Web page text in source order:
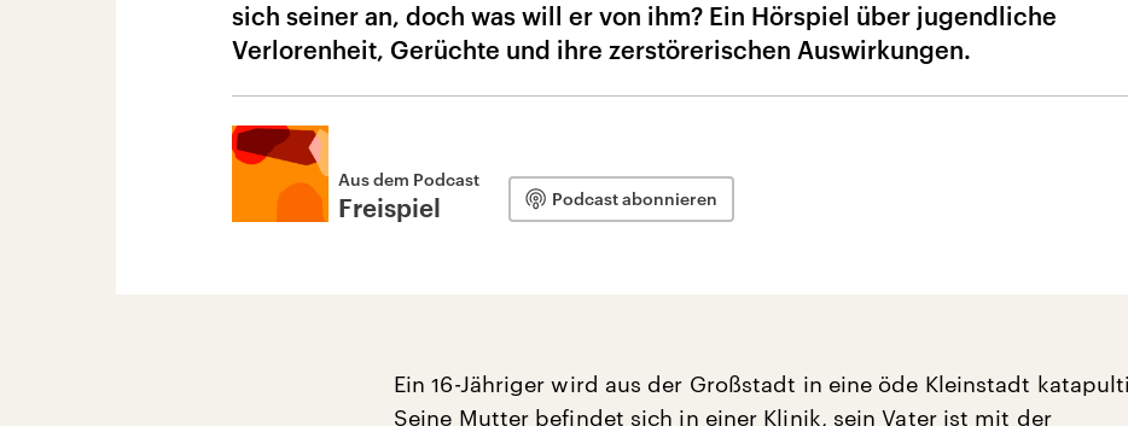
sich seiner an, doch was will er von ihm? Ein Hörspiel über jugendliche
Verlorenheit, Gerüchte und ihre zerstörerischen Auswirkungen.
Aus dem Podcast
Freispiel Podcast abonnieren
Ein 16-Jähriger wird aus der Großstadt in eine öde Kleinstadt
Seine Mutter befindet sich in einer Klinik, sein Vater ist mit der